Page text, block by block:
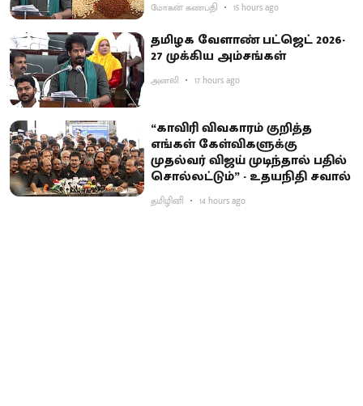
மோகன் கணபதி 15 hours ago
தமிழக வேளாண் பட்ஜெட் 2026-
27 முக்கிய அம்சங்கள்
அனலி 17 hours ago
“காவிரி விவகாரம் குறித்த
எங்கள் கேள்விகளுக்கு
முதல்வர் விஜய் முடிந்தால் பதில்
சொல்லட்டும்” - உதயநிதி சவால்
தமிழினி 14 hours ago